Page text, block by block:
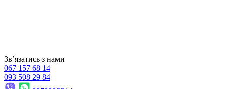
Звʼязатись з нами
067 157 68 14
093 508 29 84